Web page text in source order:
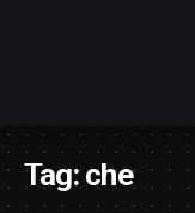
Tag:che